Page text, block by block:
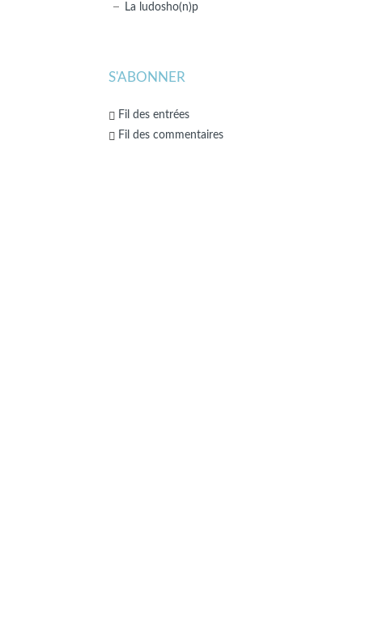
La ludosho(n)p
S'ABONNER
Fil des entrées
Fil des commentaires